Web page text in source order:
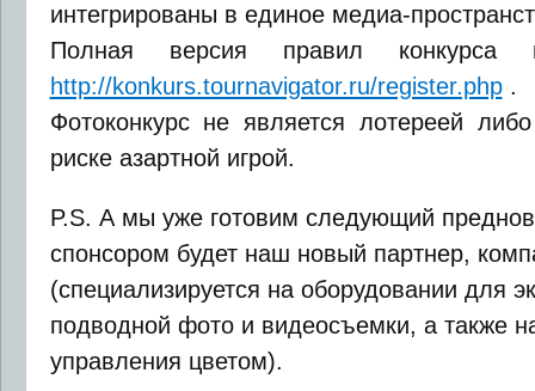
интегрированы в единое медиа-
Полная версия правил конкурса
http://konkurs.tournavigator.ru/register.php.
Фотоконкурс не является лотереей
риске азартной игрой.
P.S. А мы уже готовим следующий
спонсором будет наш новый партнер,
(специализируется на оборудовании для
подводной фото и видеосъемки, а также
управления цветом).